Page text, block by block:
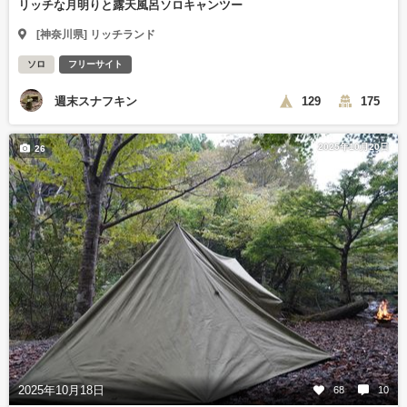
リッチな月明りと露天風呂ソロキャンツー
[神奈川県] リッチランド
ソロ フリーサイト
週末スナフキン 129 175
2025年10月20日
2025年10月18日 68 10
26